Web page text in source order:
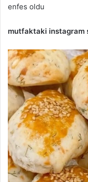
enfes oldu
mutfaktaki instagram